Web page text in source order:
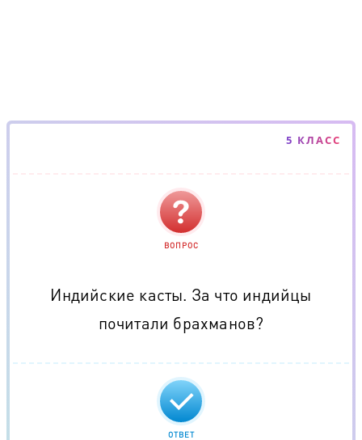
5 КЛАСС
ВОПРОС
Индийские касты. За что индийцы
почитали брахманов?
ОТВЕТ